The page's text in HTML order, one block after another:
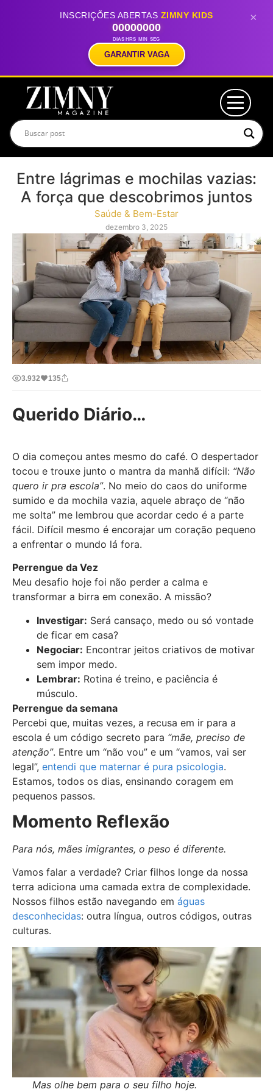
INSCRIÇÕES ABERTAS ZIMNY KIDS
00
DIAS
00
HRS
00
MIN
00
SEG
GARANTIR VAGA
×
Entre lágrimas e mochilas vazias:
A força que descobrimos juntos
Saúde & Bem-Estar
dezembro 3, 2025
3.932 135
Querido Diário…
O dia começou antes mesmo do café. O despertador
tocou e trouxe junto o mantra da manhã difícil: “Não
quero ir pra escola”. No meio do caos do uniforme
sumido e da mochila vazia, aquele abraço de “não
me solta” me lembrou que acordar cedo é a parte
fácil. Difícil mesmo é encorajar um coração pequeno
a enfrentar o mundo lá fora.
Perrengue da Vez
Meu desafio hoje foi não perder a calma e
transformar a birra em conexão. A missão?
Investigar: Será cansaço, medo ou só vontade
de ficar em casa?
Negociar: Encontrar jeitos criativos de motivar
sem impor medo.
Lembrar: Rotina é treino, e paciência é
músculo.
Perrengue da semana
Percebi que, muitas vezes, a recusa em ir para a
escola é um código secreto para “mãe, preciso de
atenção”. Entre um “não vou” e um “vamos, vai ser
legal”, entendi que maternar é pura psicologia.
Estamos, todos os dias, ensinando coragem em
pequenos passos.
Momento Reflexão
Para nós, mães imigrantes, o peso é diferente.
Vamos falar a verdade? Criar filhos longe da nossa
terra adiciona uma camada extra de complexidade.
Nossos filhos estão navegando em águas
desconhecidas: outra língua, outros códigos, outras
culturas.
Mas olhe bem para o seu filho hoje.